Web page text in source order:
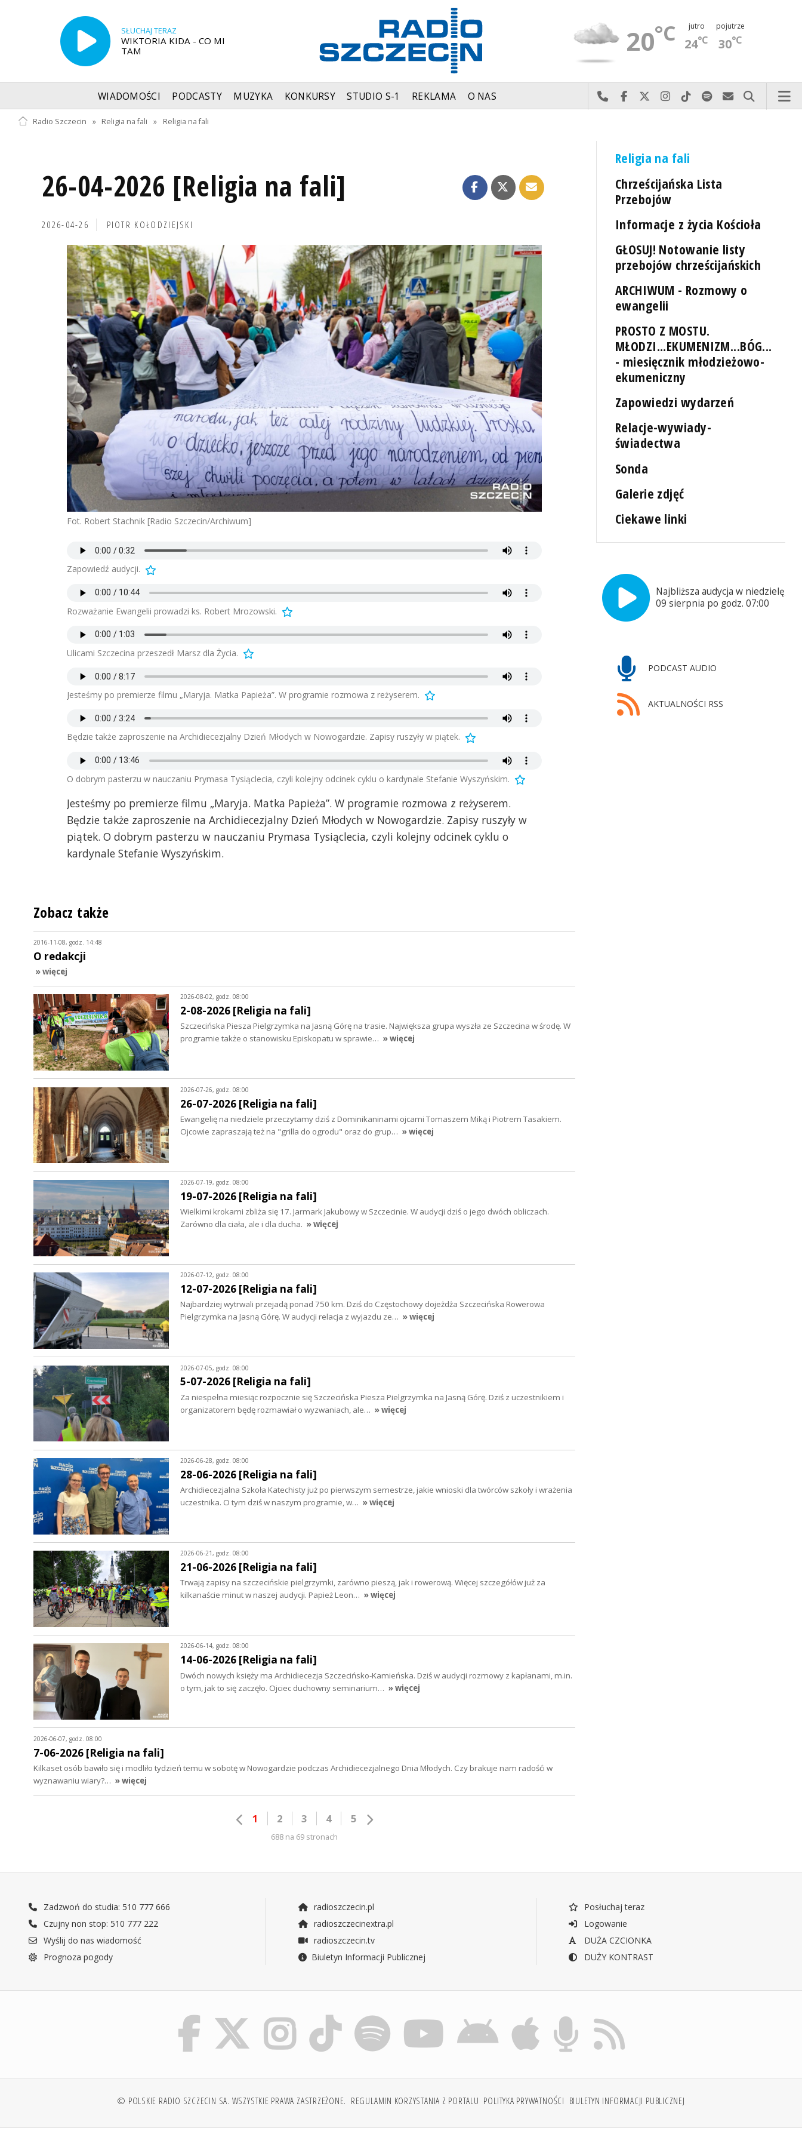
SŁUCHAJ TERAZ
WIKTORIA KIDA - CO MI
TAM
20°C jutro
24°C
pojutrze
30°C
WIADOMOŚCI PODCASTY MUZYKA KONKURSY STUDIO S-1 REKLAMA O NAS Najlepiej po prostu do nas zadzwoń
Odwiedź nas na Facebook-u
Odwiedź nas na X
Odwiedź nas na Instagram-ie
Odwiedź nas na TikTok-u
Szukaj nas na Spotify
Wyślij do nas
Szukaj
Radio Szczecin » Religia na fali » Religia na fali
26-04-2026 [Religia na fali]
2026-04-26 PIOTR KOŁODZIEJSKI
Fot. Robert Stachnik [Radio Szczecin/Archiwum]
Zapowiedź audycji.
Rozważanie Ewangelii prowadzi ks. Robert Mrozowski.
Ulicami Szczecina przeszedł Marsz dla Życia.
Jesteśmy po premierze filmu „Maryja. Matka Papieża”. W programie rozmowa z reżyserem.
Będzie także zaproszenie na Archidiecezjalny Dzień Młodych w Nowogardzie. Zapisy ruszyły w piątek.
O dobrym pasterzu w nauczaniu Prymasa Tysiąclecia, czyli kolejny odcinek cyklu o kardynale Stefanie Wyszyńskim.
Jesteśmy po premierze filmu „Maryja. Matka Papieża”. W programie rozmowa z reżyserem.
Będzie także zaproszenie na Archidiecezjalny Dzień Młodych w Nowogardzie. Zapisy ruszyły w
piątek. O dobrym pasterzu w nauczaniu Prymasa Tysiąclecia, czyli kolejny odcinek cyklu o
kardynale Stefanie Wyszyńskim.
Religia na fali
Chrześcijańska Lista
Przebojów
Informacje z życia Kościoła
GŁOSUJ! Notowanie listy
przebojów chrześcijańskich
ARCHIWUM - Rozmowy o
ewangelii
PROSTO Z MOSTU.
MŁODZI...EKUMENIZM...BÓG...
- miesięcznik młodzieżowo-
ekumeniczny
Zapowiedzi wydarzeń
Relacje-wywiady-
świadectwa
Sonda
Galerie zdjęć
Ciekawe linki
Najbliższa audycja w niedzielę,
09 sierpnia po godz. 07:00
PODCAST AUDIO
AKTUALNOŚCI RSS
Zobacz także
2016-11-08, godz. 14:48
O redakcji
» więcej
2026-08-02, godz. 08:00
2-08-2026 [Religia na fali]
Szczecińska Piesza Pielgrzymka na Jasną Górę na trasie. Największa grupa wyszła ze Szczecina w środę. W
programie także o stanowisku Episkopatu w sprawie… » więcej
2026-07-26, godz. 08:00
26-07-2026 [Religia na fali]
Ewangelię na niedziele przeczytamy dziś z Dominikaninami ojcami Tomaszem Miką i Piotrem Tasakiem.
Ojcowie zapraszają też na "grilla do ogrodu" oraz do grup… » więcej
2026-07-19, godz. 08:00
19-07-2026 [Religia na fali]
Wielkimi krokami zbliża się 17. Jarmark Jakubowy w Szczecinie. W audycji dziś o jego dwóch obliczach.
Zarówno dla ciała, ale i dla ducha. » więcej
2026-07-12, godz. 08:00
12-07-2026 [Religia na fali]
Najbardziej wytrwali przejadą ponad 750 km. Dziś do Częstochowy dojeżdża Szczecińska Rowerowa
Pielgrzymka na Jasną Górę. W audycji relacja z wyjazdu ze… » więcej
2026-07-05, godz. 08:00
5-07-2026 [Religia na fali]
Za niespełna miesiąc rozpocznie się Szczecińska Piesza Pielgrzymka na Jasną Górę. Dziś z uczestnikiem i
organizatorem będę rozmawiał o wyzwaniach, ale… » więcej
2026-06-28, godz. 08:00
28-06-2026 [Religia na fali]
Archidiecezjalna Szkoła Katechisty już po pierwszym semestrze, jakie wnioski dla twórców szkoły i wrażenia
uczestnika. O tym dziś w naszym programie, w… » więcej
2026-06-21, godz. 08:00
21-06-2026 [Religia na fali]
Trwają zapisy na szczecińskie pielgrzymki, zarówno pieszą, jak i rowerową. Więcej szczegółów już za
kilkanaście minut w naszej audycji. Papież Leon… » więcej
2026-06-14, godz. 08:00
14-06-2026 [Religia na fali]
Dwóch nowych księży ma Archidiecezja Szczecińsko-Kamieńska. Dziś w audycji rozmowy z kapłanami, m.in.
o tym, jak to się zaczęło. Ojciec duchowny seminarium… » więcej
2026-06-07, godz. 08:00
7-06-2026 [Religia na fali]
Kilkaset osób bawiło się i modliło tydzień temu w sobotę w Nowogardzie podczas Archidiecezjalnego Dnia Młodych. Czy brakuje nam radośći w
wyznawaniu wiary?… » więcej
1 2 3 4 5
688 na 69 stronach
Zadzwoń do studia: 510 777 666
Czujny non stop: 510 777 222
Wyślij do nas wiadomość
Prognoza pogody
radioszczecin.pl
radioszczecinextra.pl
radioszczecin.tv
Biuletyn Informacji Publicznej
Posłuchaj teraz
Logowanie
DUŻA CZCIONKA
DUŻY KONTRAST
© POLSKIE RADIO SZCZECIN SA. WSZYSTKIE PRAWA ZASTRZEŻONE. REGULAMIN KORZYSTANIA Z PORTALU POLITYKA PRYWATNOŚCI BIULETYN INFORMACJI PUBLICZNEJ